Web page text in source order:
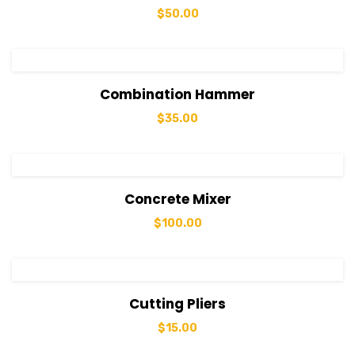
$50.00
View DetailsCombination Hammer
$35.00
View DetailsConcrete Mixer
$100.00
Cutting Pliers
$15.00